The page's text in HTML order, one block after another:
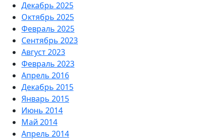
Декабрь 2025
Октябрь 2025
Февраль 2025
Сентябрь 2023
Август 2023
Февраль 2023
Апрель 2016
Декабрь 2015
Январь 2015
Июнь 2014
Май 2014
Апрель 2014